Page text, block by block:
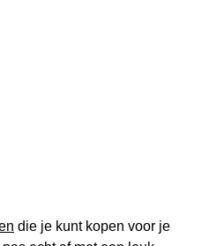
die je kunt kopen voor je